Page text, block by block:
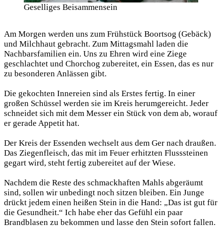
Geselliges Beisammensein
Am Morgen werden uns zum Frühstück Boortsog (Gebäck)
und Milchhaut gebracht. Zum Mittagsmahl laden die
Nachbarsfamilien ein. Uns zu Ehren wird eine Ziege
geschlachtet und Chorchog zubereitet, ein Essen, das es nur
zu besonderen Anlässen gibt.
Die gekochten Innereien sind als Erstes fertig. In einer
großen Schüssel werden sie im Kreis herumgereicht. Jeder
schneidet sich mit dem Messer ein Stück von dem ab, worauf
er gerade Appetit hat.
Der Kreis der Essenden wechselt aus dem Ger nach draußen.
Das Ziegenfleisch, das mit im Feuer erhitzten Flusssteinen
gegart wird, steht fertig zubereitet auf der Wiese.
Nachdem die Reste des schmackhaften Mahls abgeräumt
sind, sollen wir unbedingt noch sitzen bleiben. Ein Junge
drückt jedem einen heißen Stein in die Hand: „Das ist gut für
die Gesundheit.“ Ich habe eher das Gefühl ein paar
Brandblasen zu bekommen und lasse den Stein sofort fallen.